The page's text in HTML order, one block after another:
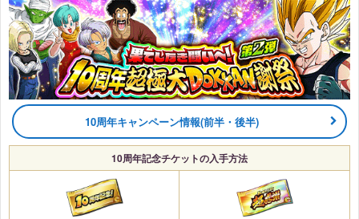
10周年キャンペーン情報(前半・後半)
10周年記念チケットの入手方法